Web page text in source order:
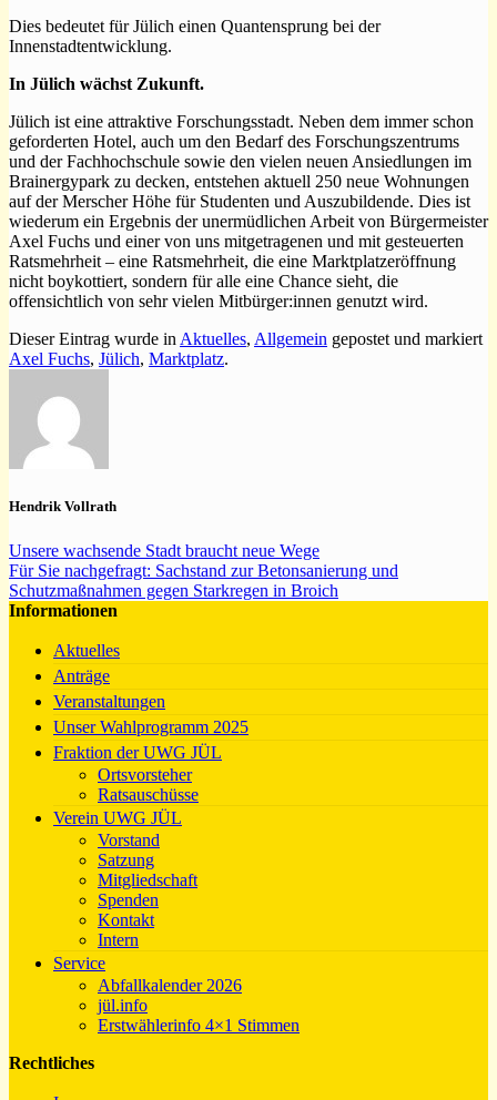
Dies bedeutet für Jülich einen Quantensprung bei der
Innenstadtentwicklung.
In Jülich wächst Zukunft.
Jülich ist eine attraktive Forschungsstadt. Neben dem immer schon
geforderten Hotel, auch um den Bedarf des Forschungszentrums
und der Fachhochschule sowie den vielen neuen Ansiedlungen im
Brainergypark zu decken, entstehen aktuell 250 neue Wohnungen
auf der Merscher Höhe für Studenten und Auszubildende. Dies ist
wiederum ein Ergebnis der unermüdlichen Arbeit von Bürgermeister
Axel Fuchs und einer von uns mitgetragenen und mit gesteuerten
Ratsmehrheit – eine Ratsmehrheit, die eine Marktplatzeröffnung
nicht boykottiert, sondern für alle eine Chance sieht, die
offensichtlich von sehr vielen Mitbürger:innen genutzt wird.
Dieser Eintrag wurde in Aktuelles, Allgemein gepostet und markiert
Axel Fuchs, Jülich, Marktplatz.
Hendrik Vollrath
Unsere wachsende Stadt braucht neue Wege
Für Sie nachgefragt: Sachstand zur Betonsanierung und
Schutzmaßnahmen gegen Starkregen in Broich
Informationen
Aktuelles
Anträge
Veranstaltungen
Unser Wahlprogramm 2025
Fraktion der UWG JÜL
Ortsvorsteher
Ratsauschüsse
Verein UWG JÜL
Vorstand
Satzung
Mitgliedschaft
Spenden
Kontakt
Intern
Service
Abfallkalender 2026
jül.info
Erstwählerinfo 4×1 Stimmen
Rechtliches